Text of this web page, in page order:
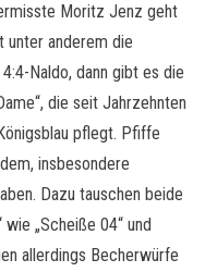
Moritz Jenz geht
unter anderem die
Naldo, dann gibt es die
die seit Jahrzehnten
pflegt. Pfiffe
insbesondere
Dazu tauschen beide
„Scheiße 04“ und
allerdings Becherwürfe